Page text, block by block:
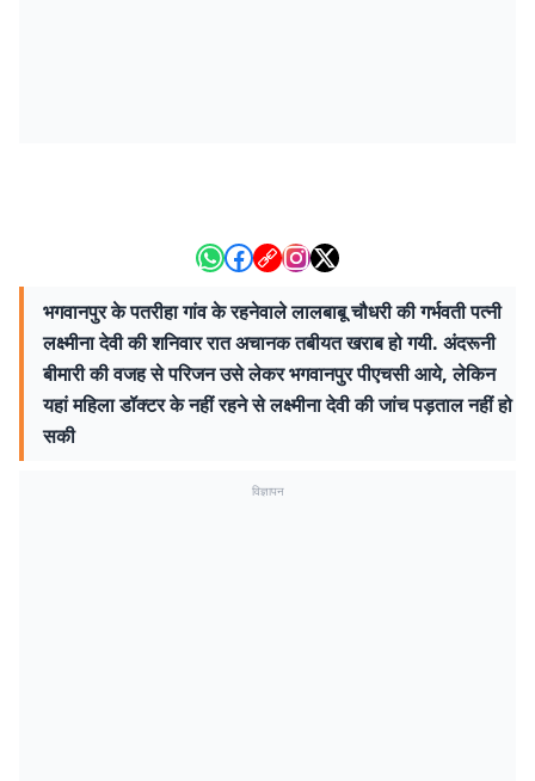
भगवानपुर के पतरीहा गांव के रहनेवाले लालबाबू चौधरी की गर्भवती पत्नी
लक्ष्मीना देवी की शनिवार रात अचानक तबीयत खराब हो गयी. अंदरूनी
बीमारी की वजह से परिजन उसे लेकर भगवानपुर पीएचसी आये, लेकिन
यहां महिला डॉक्टर के नहीं रहने से लक्ष्मीना देवी की जांच पड़ताल नहीं हो
सकी
विज्ञापन